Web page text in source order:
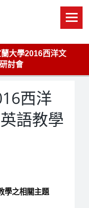
蘭大學2016西洋文
討會
西洋
語教學
學之相關主題